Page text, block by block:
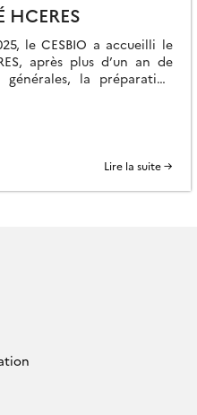
le CESBIO a accueilli le
après plus d’un an de
générales, la préparation
Lire la suite →